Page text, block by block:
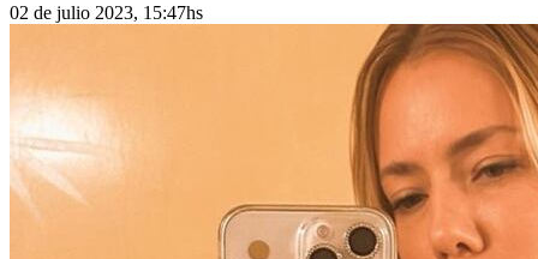
02 de julio 2023, 15:47hs